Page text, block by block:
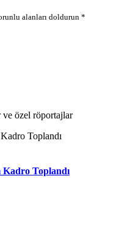
alanları doldurun *
ve özel röportajlar
Toplandı